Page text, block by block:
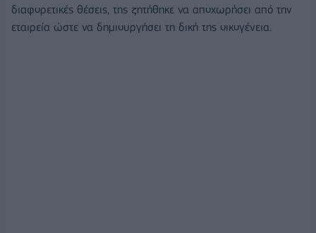
διαφορετικές θέσεις, της ζητήθηκε να αποχωρήσει από την
εταιρεία ώστε να δημιουργήσει τη δική της οικογένεια.